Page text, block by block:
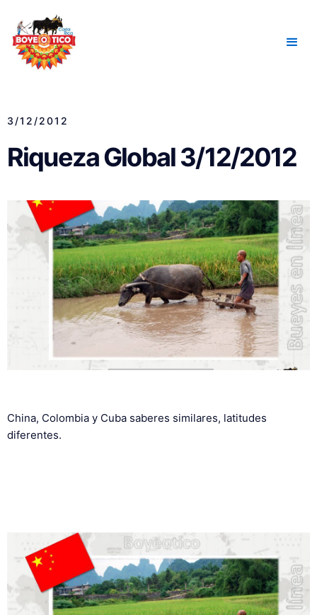
3/12/2012
Riqueza Global 3/12/2012
China, Colombia y Cuba saberes similares, latitudes
diferentes.